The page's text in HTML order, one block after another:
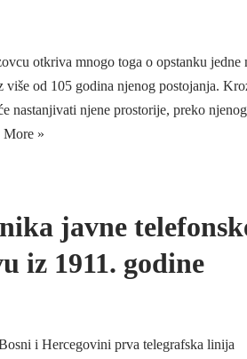
otkriva mnogo toga o opstanku jedne
više od 105 godina njenog postojanja.
nastanjivati njene prostorije, preko njenog
More »
javne
iz 1911. godine
i Hercegovini prva telegrafska linija